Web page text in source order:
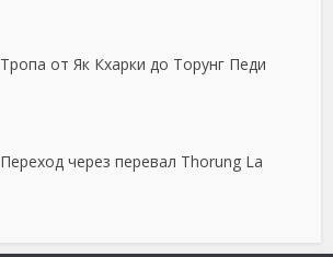
Тропа от Як Кхарки до Торунг Педи
Переход через перевал Thorung La